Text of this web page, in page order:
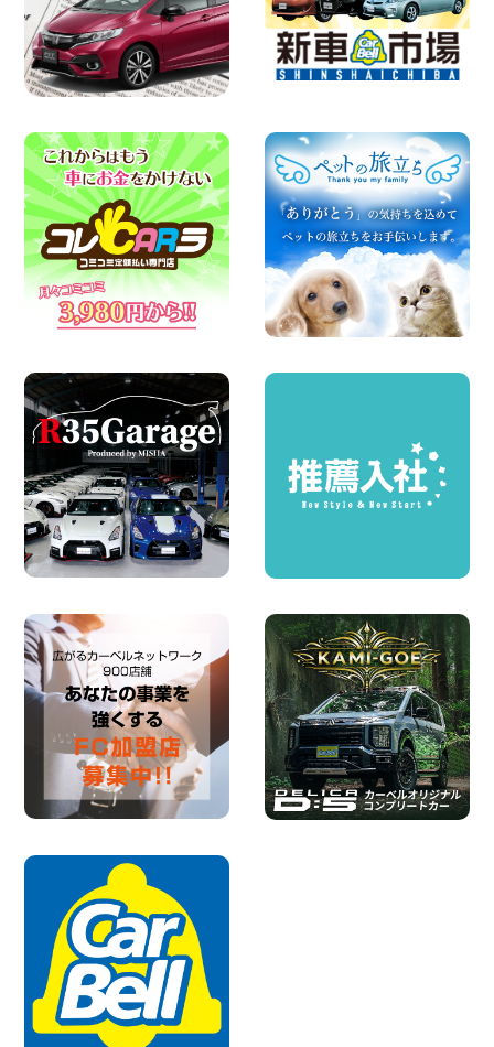
100円レンタカー 福島笹木野
2026年08月05日
※※超格安日額5,800円※※荷物運びに最適
の軽バンのレンタカー!! 出雲ドーム前店
島根県 出雲ドーム前店
2026年08月05日
人気のスペイドワゴン ライトブルーで登
場です! 東京都 羽田空港店
100円レンタカー 羽田空港
2026年08月04日
お引越しに便利で最適!(禁煙車両) 香川県
坂出川津店
100円レンタカー 坂出川津
2026年08月04日
ちょっとそこまで。もっと気軽に 埼玉県
100円レンタカー 西武秩父駅前
圧倒的な存在感!【トヨタ・メガクルーザ
ー】を体感できるチャンスです! 千葉県
千葉北店
100円レンタカー 千葉北
2026年08月03日
★五所川原の夏を100円レンタカーで満
喫しよう!★ 青森県 五所川原店